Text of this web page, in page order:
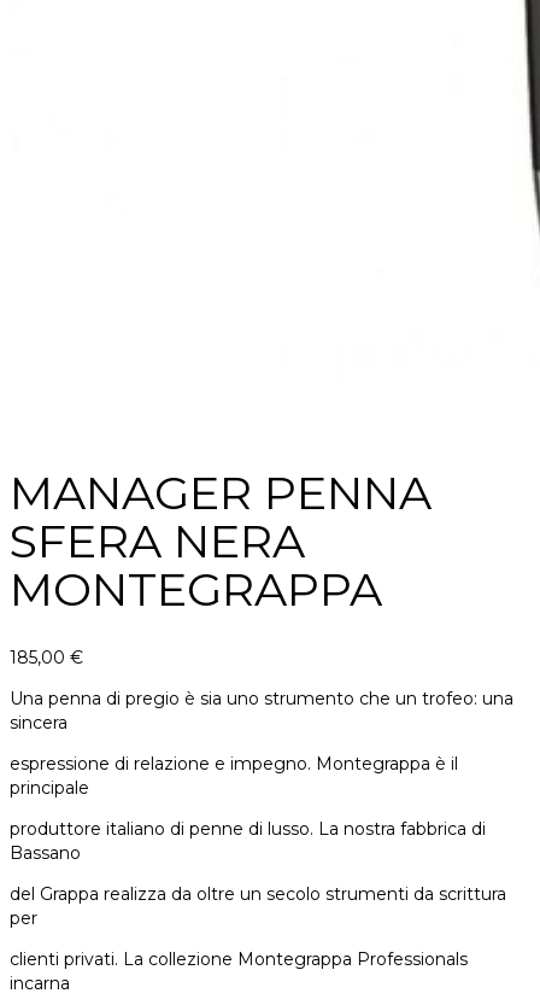
MANAGER PENNA
SFERA NERA
MONTEGRAPPA
185,00 €
Una penna di pregio è sia uno strumento che un trofeo: una
sincera
espressione di relazione e impegno. Montegrappa è il
principale
produttore italiano di penne di lusso. La nostra fabbrica di
Bassano
del Grappa realizza da oltre un secolo strumenti da scrittura
per
clienti privati. La collezione Montegrappa Professionals
incarna